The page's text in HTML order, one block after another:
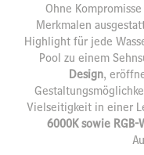
Ohne
Merkmalen
Highlight für jede
Pool zu einem
Design,
Vielseitigkeit in einer
6000K sowie RGB-